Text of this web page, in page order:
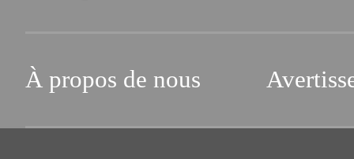
À propos de nous